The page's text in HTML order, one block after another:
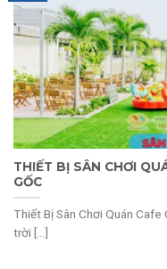
THIẾT BỊ SÂN CHƠI
GỐC
Thiết Bị Sân Chơi Quán
trời [...]